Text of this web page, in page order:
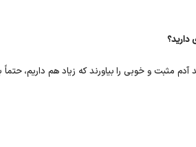
دارید؟
مثبت و خوبی را بیاورند که زیاد هم داریم، حتماً